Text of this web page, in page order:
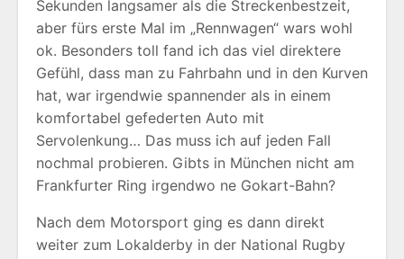
Sekunden langsamer als die Streckenbestzeit,
aber fürs erste Mal im „Rennwagen“ wars wohl
ok. Besonders toll fand ich das viel direktere
Gefühl, dass man zu Fahrbahn und in den Kurven
hat, war irgendwie spannender als in einem
komfortabel gefederten Auto mit
Servolenkung… Das muss ich auf jeden Fall
nochmal probieren. Gibts in München nicht am
Frankfurter Ring irgendwo ne Gokart-Bahn?
Nach dem Motorsport ging es dann direkt
weiter zum Lokalderby in der National Rugby